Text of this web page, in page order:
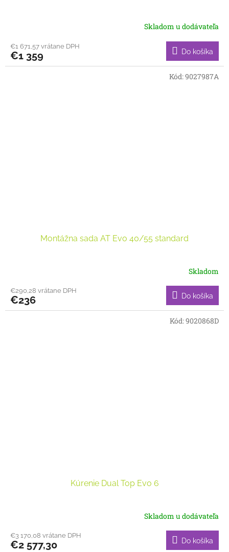
Skladom u dodávateľa
€1 671,57 vrátane DPH
€1 359 Do košíka
Montážna sada AT Evo 40/55 standard
Skladom
€290,28 vrátane DPH
€236 Do košíka
Kód:9027987A
Kúrenie Dual Top Evo 6
Skladom u dodávateľa
€3 170,08 vrátane DPH
€2 577,30 Do košíka
Kód:9020868D